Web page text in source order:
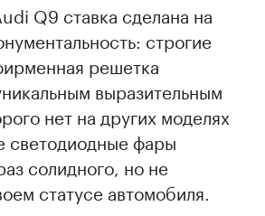
Q9 ставка сделана на
строгие
решетка
выразительным
нет на других моделях
светодиодные фары
солидного, но не
статусе автомобиля.